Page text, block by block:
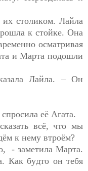
столиком. Лайла
к стойке. Она
осматривая
а и Марта подошли
Лайла. – Он
спросила её Агата.
к нему втроём?
,  - заметила Марта.
Как будто он тебя